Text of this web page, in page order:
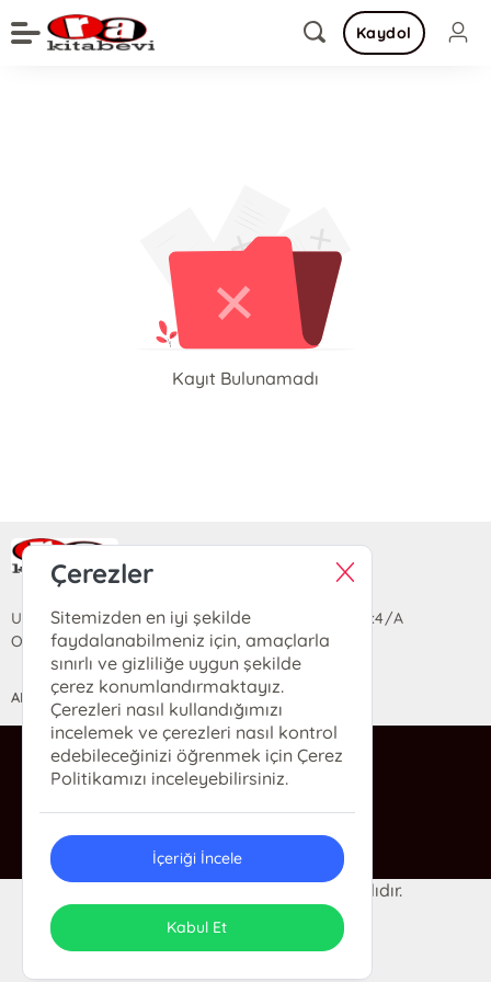
Kaydol
Kayıt Bulunamadı
Ra Yayın Kitabevi
Uzun Sokak Saray Çarşısı Lara Sineması Girişi No:4/A
Ortahisar/TRABZON
ANASAYFA YARDIM İLETİŞİM
ra@rakitap.com
0(462) 326 49 71
© 2024 Ra Kitabevi. Her hakkı saklıdır.
Tasarım & Uygulama
Çerezler
Sitemizden en iyi şekilde
faydalanabilmeniz için, amaçlarla
sınırlı ve gizliliğe uygun şekilde
çerez konumlandırmaktayız.
Çerezleri nasıl kullandığımızı
incelemek ve çerezleri nasıl kontrol
edebileceğinizi öğrenmek için Çerez
Politikamızı inceleyebilirsiniz.
İçeriği İncele
Kabul Et